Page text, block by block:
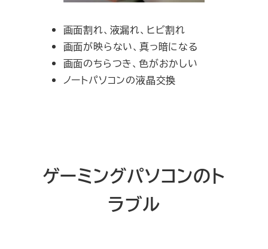
画面割れ、液漏れ、ヒビ割れ
画面が映らない、真っ暗になる
画面のちらつき、色がおかしい
ノートパソコンの液晶交換
ゲーミングパソコンのト
ラブル